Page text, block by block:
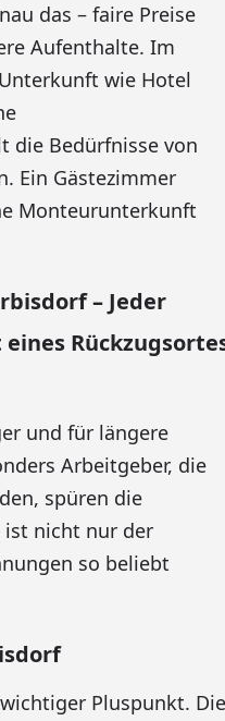
das – faire Preise
Aufenthalte. Im
wie Hotel
die Bedürfnisse von
Ein Gästezimmer
Monteurunterkunft
– Jeder
und für längere
Arbeitgeber, die
spüren die
ist nicht nur der
so beliebt
Pluspunkt. Die